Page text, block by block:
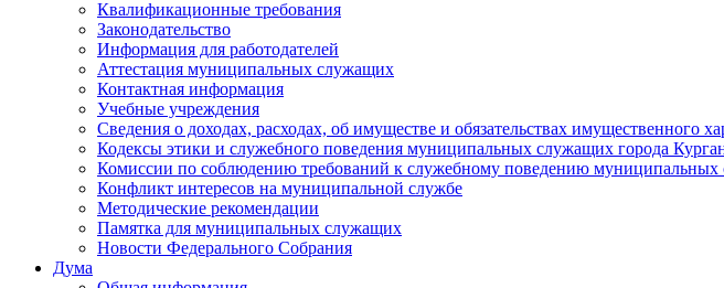
Квалификационные требования
Законодательство
Информация для работодателей
Аттестация муниципальных служащих
Контактная информация
Учебные учреждения
Сведения о доходах, расходах, об имуществе и обязательствах имущественного
Кодексы этики и служебного поведения муниципальных служащих города
Комиссии по соблюдению требований к служебному поведению
Конфликт интересов на муниципальной службе
Методические рекомендации
Памятка для муниципальных служащих
Новости Федерального Cобрания
Дума